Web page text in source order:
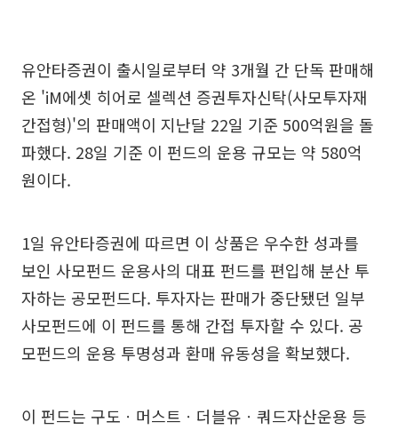
유안타증권이 출시일로부터 약 3개월 간 단독 판매해
온 'iM에셋 히어로 셀렉션 증권투자신탁(사모투자재
간접형)'의 판매액이 지난달 22일 기준 500억원을 돌
파했다. 28일 기준 이 펀드의 운용 규모는 약 580억
원이다.
1일 유안타증권에 따르면 이 상품은 우수한 성과를
보인 사모펀드 운용사의 대표 펀드를 편입해 분산 투
자하는 공모펀드다. 투자자는 판매가 중단됐던 일부
사모펀드에 이 펀드를 통해 간접 투자할 수 있다. 공
모펀드의 운용 투명성과 환매 유동성을 확보했다.
이 펀드는 구도ㆍ머스트ㆍ더블유ㆍ쿼드자산운용 등